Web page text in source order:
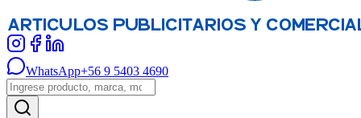
WhatsApp+56 9 5403 4690